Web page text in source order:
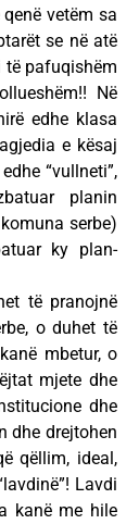
vetëm sa
se në atë
të pafuqishëm
Në
edhe klasa
e kësaj
“vullneti”,
planin
serbe)
ky plan-
të pranojnë
o duhet të
mbetur, o
mjete dhe
dhe
dhe drejtohen
qëllim, ideal,
Lavdi
kanë me hile